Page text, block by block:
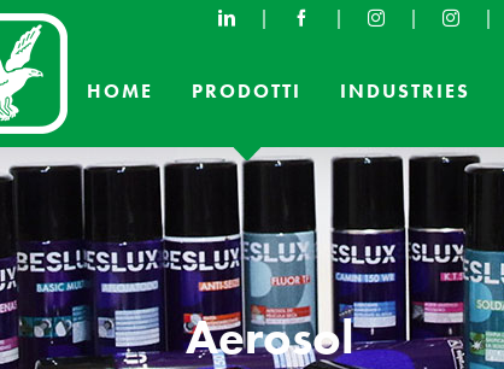
| | | |
HOME PRODOTTI INDUSTRIES
Aerosol